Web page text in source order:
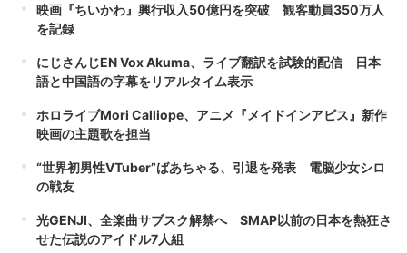
映画『ちいかわ』興行収入50億円を突破 観客動員350万人
を記録
にじさんじEN Vox Akuma、ライブ翻訳を試験的配信 日本
語と中国語の字幕をリアルタイム表示
ホロライブMori Calliope、アニメ『メイドインアビス』新作
映画の主題歌を担当
“世界初男性VTuber”ばあちゃる、引退を発表 電脳少女シロ
の戦友
光GENJI、全楽曲サブスク解禁へ SMAP以前の日本を熱狂さ
せた伝説のアイドル7人組